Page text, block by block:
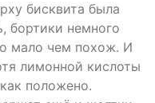
бисквита была
бортики немного
мало чем похож. И
лимонной кислоты
положено.